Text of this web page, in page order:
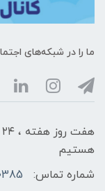
ما را در شبکه‌های
هستیم
شماره تماس: